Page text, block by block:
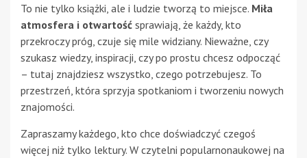
To nie tylko książki, ale i ludzie tworzą to miejsce. Miła
atmosfera i otwartość sprawiają, że każdy, kto
przekroczy próg, czuje się mile widziany. Nieważne, czy
szukasz wiedzy, inspiracji, czy po prostu chcesz odpocząć
– tutaj znajdziesz wszystko, czego potrzebujesz. To
przestrzeń, która sprzyja spotkaniom i tworzeniu nowych
znajomości.
Zapraszamy każdego, kto chce doświadczyć czegoś
więcej niż tylko lektury. W czytelni popularnonaukowej na